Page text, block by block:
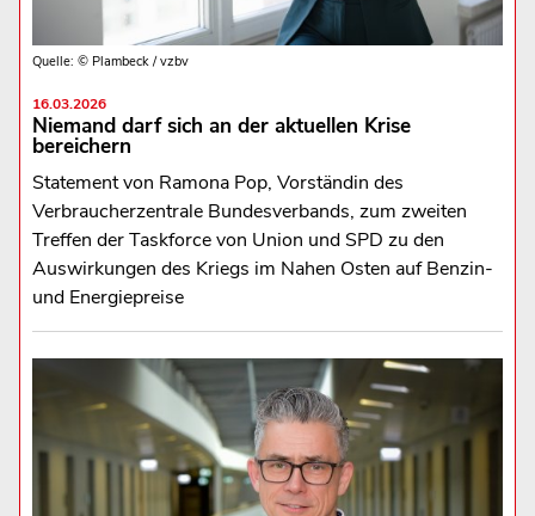
Quelle: © Plambeck / vzbv
16.03.2026
Niemand darf sich an der aktuellen Krise
bereichern
Statement von Ramona Pop, Vorständin des
Verbraucherzentrale Bundesverbands, zum zweiten
Treffen der Taskforce von Union und SPD zu den
Auswirkungen des Kriegs im Nahen Osten auf Benzin-
und Energiepreise